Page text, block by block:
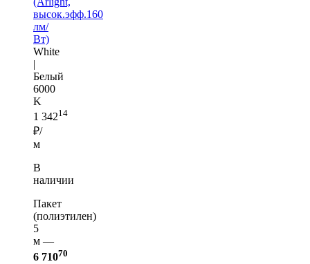
высок.эфф.160
лм/
Вт)
White
|
Белый
6000
K
1 34214
₽/
м
В
наличии
Пакет
(полиэтилен)
5
м —
6 71070